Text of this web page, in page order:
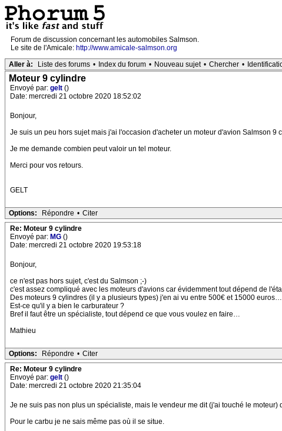
Forum de discussion concernant les automobiles Salmson.
Le site de l'Amicale: http://www.amicale-salmson.org
Aller à: Liste des forums • Index du forum • Nouveau sujet • Chercher •
Moteur 9 cylindre
Envoyé par: gelt ()
Date: mercredi 21 octobre 2020 18:52:02
Bonjour,
Je suis un peu hors sujet mais j'ai l'occasion d'acheter un moteur d'avion Salmson
Je me demande combien peut valoir un tel moteur.
Merci pour vos retours.
GELT
Options: Répondre • Citer
Re: Moteur 9 cylindre
Envoyé par: MG ()
Date: mercredi 21 octobre 2020 19:53:18
Bonjour,
ce n'est pas hors sujet, c'est du Salmson ;-)
c'est assez compliqué avec les moteurs d'avions car évidemment tout dépend de
Des moteurs 9 cylindres (il y a plusieurs types) j'en ai vu entre 500€ et 15000 euros…
Est-ce qu'il y a bien le carburateur ?
Bref il faut être un spécialiste, tout dépend ce que vous voulez en faire…
Mathieu
Options: Répondre • Citer
Re: Moteur 9 cylindre
Envoyé par: gelt ()
Date: mercredi 21 octobre 2020 21:35:04
Je ne suis pas non plus un spécialiste, mais le vendeur me dit (j'ai touché le
Pour le carbu je ne sais même pas où il se situe.